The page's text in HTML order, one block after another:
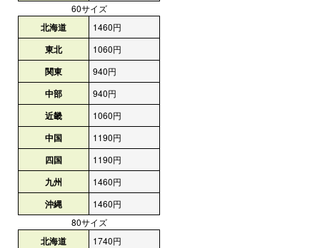
60サイズ
北海道 1460円
東北 1060円
関東 940円
中部 940円
近畿 1060円
中国 1190円
四国 1190円
九州 1460円
沖縄
1460円
80サイズ
北海道 1740円